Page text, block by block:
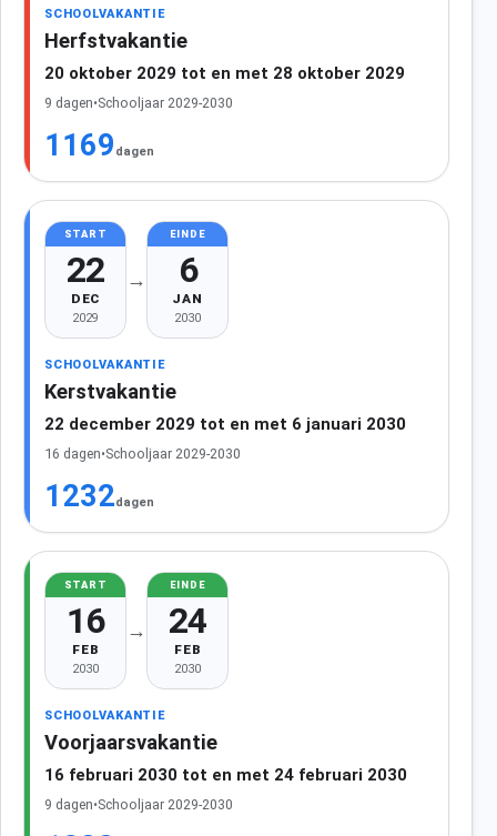
SCHOOLVAKANTIE
Herfstvakantie
20 oktober 2029 tot en met 28 oktober 2029
9 dagen•Schooljaar 2029-2030
1169 dagen
START
22
DEC
2029
→
EINDE
6
JAN
2030
SCHOOLVAKANTIE
Kerstvakantie
22 december 2029 tot en met 6 januari 2030
16 dagen•Schooljaar 2029-2030
1232dagen
START
16
FEB
2030
→
EINDE
24
FEB
2030
SCHOOLVAKANTIE
Voorjaarsvakantie
16 februari 2030 tot en met 24 februari 2030
9 dagen•Schooljaar 2029-2030